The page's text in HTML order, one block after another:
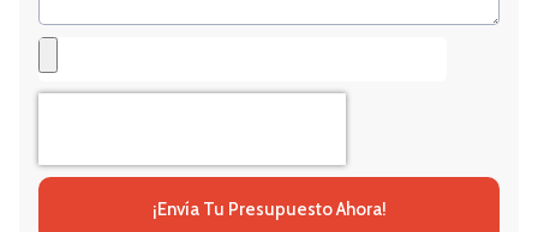
¡Envía Tu Presupuesto Ahora!